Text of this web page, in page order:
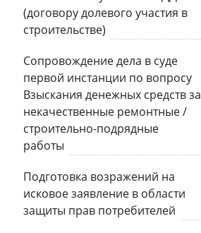
(договору долевого участия в
строительстве)
Сопровождение дела в суде
первой инстанции по вопросу
Взыскания денежных средств за
некачественные ремонтные /
строительно-подрядные
работы
Подготовка возражений на
исковое заявление в области
защиты прав потребителей